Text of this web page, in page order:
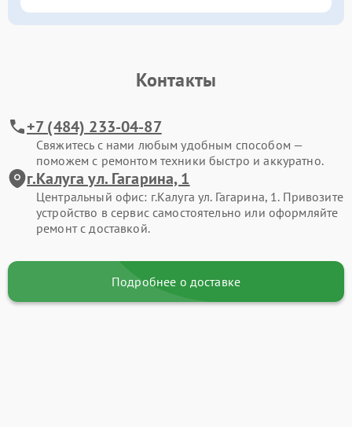
Контакты
+7 (484) 233-04-87
Свяжитесь с нами любым удобным способом —
поможем с ремонтом техники быстро и аккуратно.
г.Калуга ул. Гагарина, 1
Центральный офис: г.Калуга ул. Гагарина, 1. Привозите
устройство в сервис самостоятельно или оформляйте
ремонт с доставкой.
Подробнее о доставке